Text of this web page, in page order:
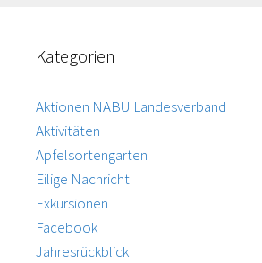
Kategorien
Aktionen NABU Landesverband
Aktivitäten
Apfelsortengarten
Eilige Nachricht
Exkursionen
Facebook
Jahresrückblick